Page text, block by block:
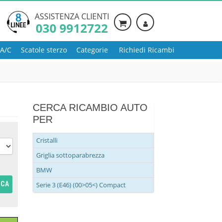
ASSISTENZA CLIENTI
030 9912722
C Scatole sterzo Categorie Richiedi Ricambi
CERCA RICAMBIO AUTO
PER
Cristalli
Griglia sottoparabrezza
BMW
Serie 3 (E46) (00>05<) Compact